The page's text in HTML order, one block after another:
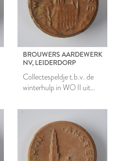
BROUWERS AARDEWERK
NV, LEIDERDORP
Collectespeldje t.b.v. de
winterhulp in WO II uit